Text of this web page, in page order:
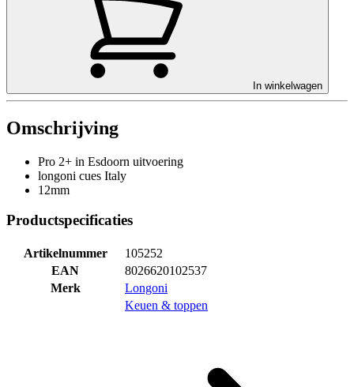
In winkelwagen
Omschrijving
Pro 2+ in Esdoorn uitvoering
longoni cues Italy
12mm
Productspecificaties
Artikelnummer
105252
EAN
8026620102537
Merk
Longoni
Keuen & toppen